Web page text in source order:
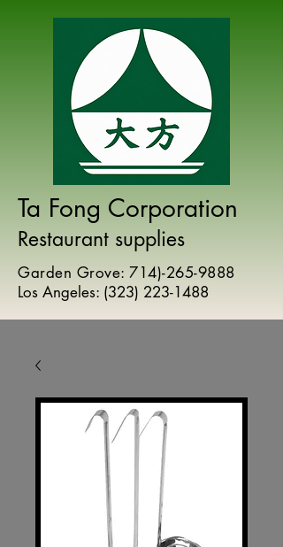
Ta Fong Corporation
Restaurant supplies
Garden Grove:714)-265-9888
Los Angeles: (323) 223-1488